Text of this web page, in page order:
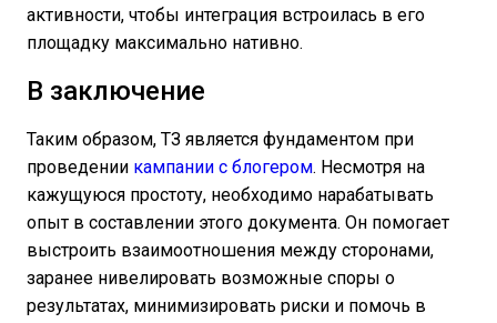
активности, чтобы интеграция встроилась в его
площадку максимально нативно.
В заключение
Таким образом, ТЗ является фундаментом при
проведении кампании с блогером. Несмотря на
кажущуюся простоту, необходимо нарабатывать
опыт в составлении этого документа. Он помогает
выстроить взаимоотношения между сторонами,
заранее нивелировать возможные споры о
результатах, минимизировать риски и помочь в